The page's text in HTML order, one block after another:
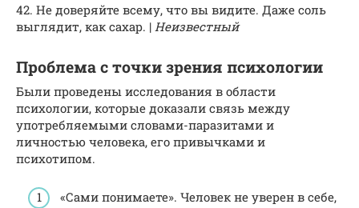
42. Не доверяйте всему, что вы видите. Даже соль
выглядит, как сахар. | Неизвестный
Проблема с точки зрения психологии
Были проведены исследования в области
психологии, которые доказали связь между
употребляемыми словами-паразитами и
личностью человека, его привычками и
психотипом.
«Сами понимаете». Человек не уверен в себе,